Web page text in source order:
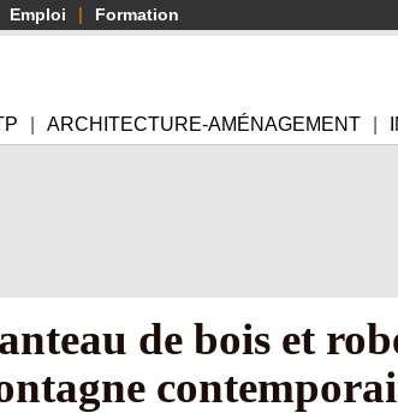
Emploi Formation
ARCHITECTURE-AMÉNAGEMENT
de bois et